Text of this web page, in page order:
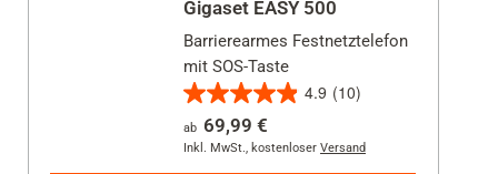
Gigaset EASY 500
Barrierearmes Festnetztelefon
mit SOS-Taste
4.9 (10)
4.9
von
ab 69,99 €
Inkl. MwSt., kostenloser Versand